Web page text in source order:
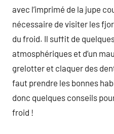
avec l’imprimé de la jupe
nécessaire de visiter les
du froid. Il suffit de
atmosphériques et d’un
grelotter et claquer des
faut prendre les bonnes
donc quelques conseils
froid !